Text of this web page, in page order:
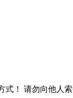
式！
请勿向他人